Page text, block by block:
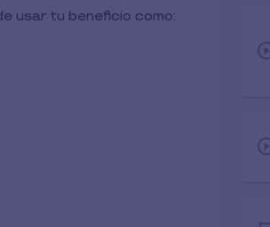
usar tu beneficio como: